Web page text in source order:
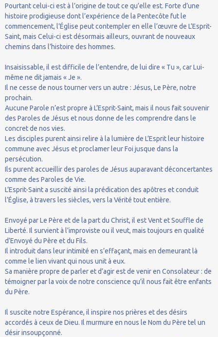
Pourtant celui-ci est à l’origine de tout ce qu’elle est. Forte d’une
histoire prodigieuse dont l’expérience de la Pentecôte fut le
commencement, l’Église peut contempler en elle l’œuvre de L’Esprit-
Saint, mais Celui-ci est désormais ailleurs, ouvrant de nouveaux
chemins dans l’histoire des hommes.
Insaisissable, il est difficile de l’entendre, de lui dire « Tu », car Lui-
même ne dit jamais « Je ».
Il ne cesse de nous tourner vers un autre : Jésus, Le Père, notre
prochain.
Aucune Parole n’est propre à L’Esprit-Saint, mais il nous fait souvenir
des Paroles de Jésus et nous donne de les comprendre dans le
concret de nos vies.
Les disciples purent ainsi relire à la lumière de L’Esprit leur histoire
commune avec Jésus et proclamer leur Foi jusque dans la
persécution.
Ils purent accueillir des paroles de Jésus auparavant déconcertantes
comme des Paroles de Vie.
L’Esprit-Saint a suscité ainsi la prédication des apôtres et conduit
l’Église, à travers les siècles, vers la Vérité tout entière.
Envoyé par Le Père et de la part du Christ, il est Vent et Souffle de
Liberté. Il survient à l’improviste ou il veut, mais toujours en qualité
d’Envoyé du Père et du Fils.
Il introduit dans leur intimité en s’effaçant, mais en demeurant là
comme le lien vivant qui nous unit à eux.
Sa manière propre de parler et d’agir est de venir en Consolateur : de
témoigner par la voix de notre conscience qu’il nous fait être enfants
du Père.
Il suscite notre Espérance, il inspire nos prières et des désirs
accordés à ceux de Dieu. Il murmure en nous le Nom du Père tel un
désir insoupçonné.